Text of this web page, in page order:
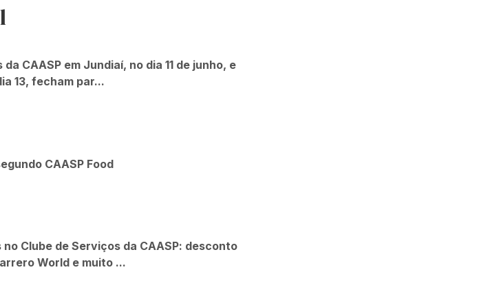
da CAASP em Jundiaí, no dia 11 de junho, e
13, fecham par...
CAASP Food
no Clube de Serviços da CAASP: desconto
World e muito ...